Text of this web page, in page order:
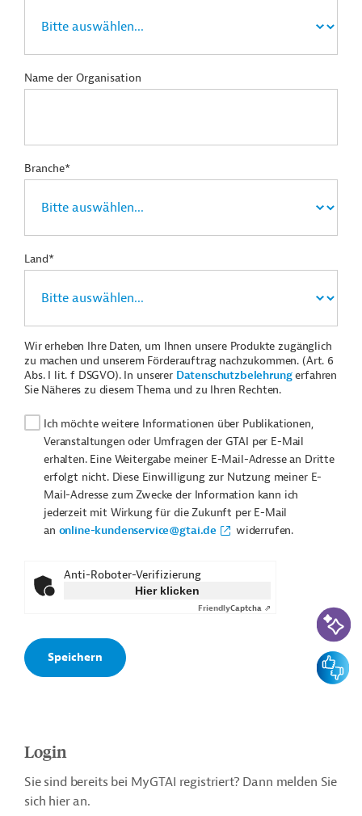
Name der Organisation
Branche*
Land*
Wir erheben Ihre Daten, um Ihnen unsere Produkte zugänglich
zu machen und unserem Förderauftrag nachzukommen. (Art. 6
Abs. I lit. f DSGVO). In unserer Datenschutzbelehrungerfahren
Sie Näheres zu diesem Thema und zu Ihren Rechten.
Ich möchte weitere Informationen über Publikationen,
Veranstaltungen oder Umfragen der GTAI per E-Mail
erhalten. Eine Weitergabe meiner E-Mail-Adresse an Dritte
erfolgt nicht. Diese Einwilligung zur Nutzung meiner E-
Mail-Adresse zum Zwecke der Information kann ich
jederzeit mit Wirkung für die Zukunft per E-Mail
an online-kundenservice@gtai.de widerrufen.
Anti-Roboter-Verifizierung
Hier klicken
FriendlyCaptcha ⇗
Login
Sie sind bereits bei MyGTAI registriert? Dann melden Sie
sich hier an.
KI-